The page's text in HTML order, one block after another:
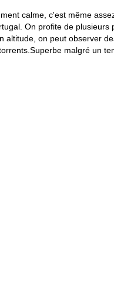
calme, c'est même
On profite de
altitude, on peut observer
malgré un